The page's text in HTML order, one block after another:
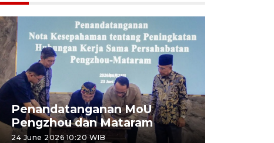
Penandatanganan MoU
Pengzhou dan Mataram
24 June 2026 10:20 WIB